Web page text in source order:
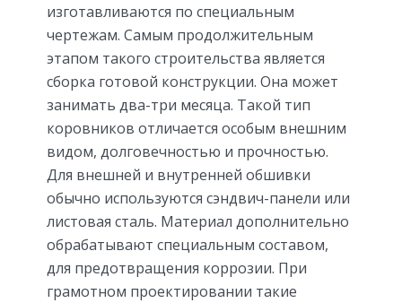
изготавливаются по специальным
чертежам. Самым продолжительным
этапом такого строительства является
сборка готовой конструкции. Она может
занимать два-три месяца. Такой тип
коровников отличается особым внешним
видом, долговечностью и прочностью.
Для внешней и внутренней обшивки
обычно используются сэндвич-панели или
листовая сталь. Материал дополнительно
обрабатывают специальным составом,
для предотвращения коррозии. При
грамотном проектировании такие